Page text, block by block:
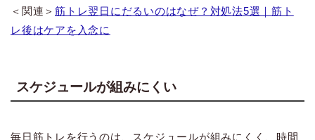
＜関連＞筋トレ翌日にだるいのはなぜ？対処法5選｜筋ト
レ後はケアを入念に
スケジュールが組みにくい
毎日筋トレを行うのは、スケジュールが組みにくく、時間